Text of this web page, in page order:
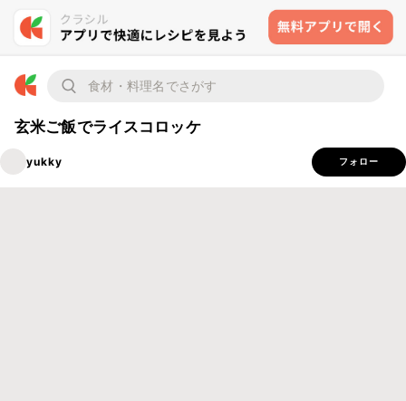
玄米ご飯でライスコロッケ
yukky フォロー